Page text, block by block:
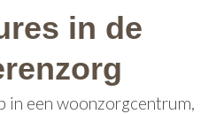
in de
in een woonzorgcentrum,